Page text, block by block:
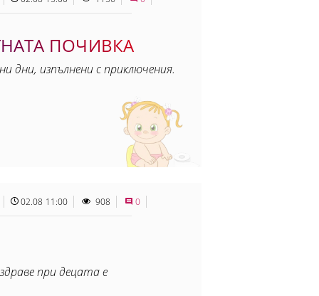
ПОЧИВКА
дни, изпълнени с приключения.
02.08 11:00 908 0
при децата е